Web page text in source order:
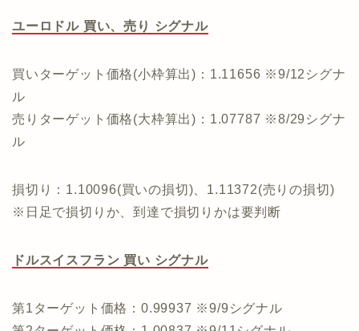
ユーロドル 買い、売り シグナル
買いターゲット価格(小枠算出)：1.11656 ※9/12シグナ
ル
売りターゲット価格(大枠算出)：1.07787 ※8/29シグナ
ル
損切り：1.10096(買いの損切)、1.11372(売りの損切)
※日足で損切りか、到達で損切りかは要判断
ドルスイスフラン 買い シグナル
第1ターゲット価格：0.99937 ※9/9シグナル